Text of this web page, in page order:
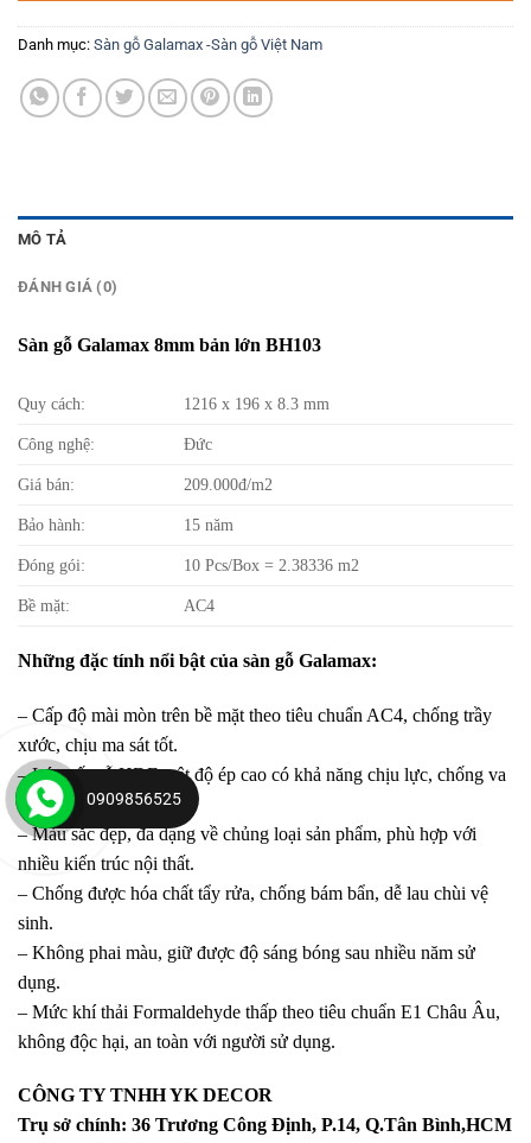
Danh mục: Sàn gỗ Galamax -Sàn gỗ Việt Nam
MÔ TẢ
ĐÁNH GIÁ (0)
Sàn gỗ Galamax 8mm bản lớn BH103
Quy cách: 1216 x 196 x 8.3 mm
Công nghệ: Đức
Giá bán: 209.000đ/m2
Bảo hành: 15 năm
Đóng gói: 10 Pcs/Box = 2.38336 m2
Bề mặt: AC4
Những đặc tính nổi bật của sàn gỗ Galamax:
– Cấp độ mài mòn trên bề mặt theo tiêu chuẩn AC4, chống trầy
xước, chịu ma sát tốt.
– Lớp cốt gỗ HDF mật độ ép cao có khả năng chịu lực, chống va
đập tốt.
– Màu sắc đẹp, đa dạng về chủng loại sản phẩm, phù hợp với
nhiều kiến trúc nội thất.
– Chống được hóa chất tẩy rửa, chống bám bẩn, dễ lau chùi vệ
sinh.
– Không phai màu, giữ được độ sáng bóng sau nhiều năm sử
dụng.
– Mức khí thải Formaldehyde thấp theo tiêu chuẩn E1 Châu Âu,
không độc hại, an toàn với người sử dụng.
CÔNG TY TNHH YK DECOR
Trụ sở chính: 36 Trương Công Định, P.14, Q.Tân Bình,HCM
0909856525